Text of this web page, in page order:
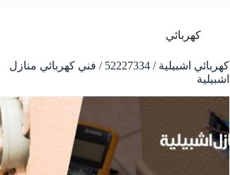
كهربائي
كهربائي اشبيلية / 52227334 / فني كهربائي منازل
اشبيلية